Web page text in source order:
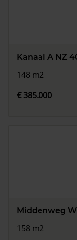
Kanaal A NZ
148 m2
€ 385.000
Middenweg
158 m2